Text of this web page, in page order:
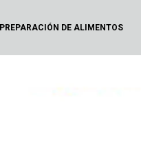
PREPARACIÓN DE ALIMENTOS